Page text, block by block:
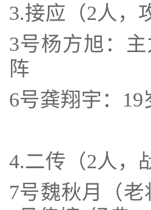
3.接应（2人，
3号杨方旭：
阵
6号龚翔宇：
4.二传（2人，
7号魏秋月（